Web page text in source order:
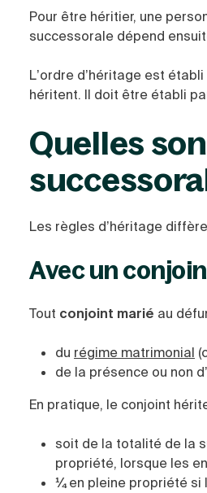
Pour être héritier, une
successorale dépend
L’ordre d’héritage est
héritent. Il doit être établi
Quelles
Les règles d’héritage
Avec un
Tout conjoint marié au
du régime matrimonial
de la présence ou non
En pratique, le conjoint
soit de la totalité de la
propriété, lorsque les
¼en pleine propriété si